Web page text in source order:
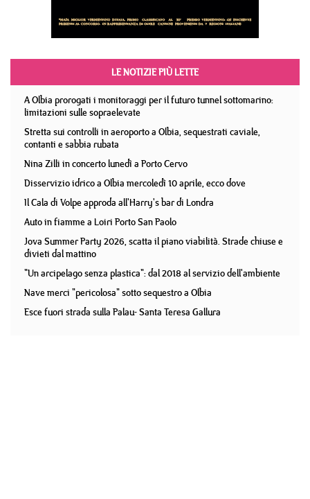
LE NOTIZIE PIÙ LETTE
A Olbia prorogati i monitoraggi per il futuro tunnel sottomarino:
limitazioni sulle sopraelevate
Stretta sui controlli in aeroporto a Olbia, sequestrati caviale,
contanti e sabbia rubata
Nina Zilli in concerto lunedì a Porto Cervo
Disservizio idrico a Olbia mercoledì 10 aprile, ecco dove
Il Cala di Volpe approda all'Harry's bar di Londra
Auto in fiamme a Loiri Porto San Paolo
Jova Summer Party 2026, scatta il piano viabilità. Strade chiuse e
divieti dal mattino
"Un arcipelago senza plastica": dal 2018 al servizio dell'ambiente
Nave merci "pericolosa" sotto sequestro a Olbia
Esce fuori strada sulla Palau- Santa Teresa Gallura